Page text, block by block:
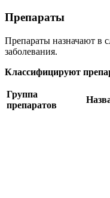
Препараты
Препараты назначают в
заболевания.
Классифицируют
Группа
препаратов